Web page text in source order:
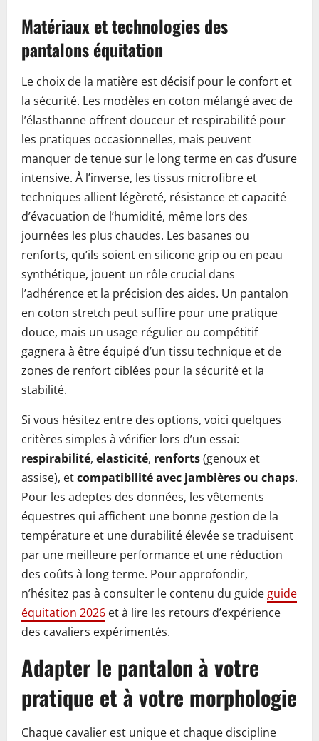
Matériaux et technologies des
pantalons équitation
Le choix de la matière est décisif pour le confort et
la sécurité. Les modèles en coton mélangé avec de
l’élasthanne offrent douceur et respirabilité pour
les pratiques occasionnelles, mais peuvent
manquer de tenue sur le long terme en cas d’usure
intensive. À l’inverse, les tissus microfibre et
techniques allient légèreté, résistance et capacité
d’évacuation de l’humidité, même lors des
journées les plus chaudes. Les basanes ou
renforts, qu’ils soient en silicone grip ou en peau
synthétique, jouent un rôle crucial dans
l’adhérence et la précision des aides. Un pantalon
en coton stretch peut suffire pour une pratique
douce, mais un usage régulier ou compétitif
gagnera à être équipé d’un tissu technique et de
zones de renfort ciblées pour la sécurité et la
stabilité.
Si vous hésitez entre des options, voici quelques
critères simples à vérifier lors d’un essai:
respirabilité, elasticité, renforts(genoux et
assise), etcompatibilité avec jambières ou chaps.
Pour les adeptes des données, les vêtements
équestres qui affichent une bonne gestion de la
température et une durabilité élevée se traduisent
par une meilleure performance et une réduction
des coûts à long terme. Pour approfondir,
n’hésitez pas à consulter le contenu du guide guide
équitation 2026 et à lire les retours d’expérience
des cavaliers expérimentés.
Adapter le pantalon à votre
pratique et à votre morphologie
Chaque cavalier est unique et chaque discipline